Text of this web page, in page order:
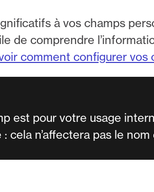
à vos champs
de comprendre
comment configurer vos
est pour votre usage
cela n’affectera pas le nom